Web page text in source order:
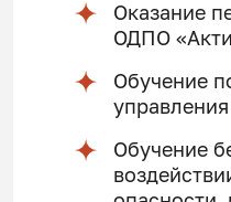
Оказание
ОДПО
Обучение
Обучение